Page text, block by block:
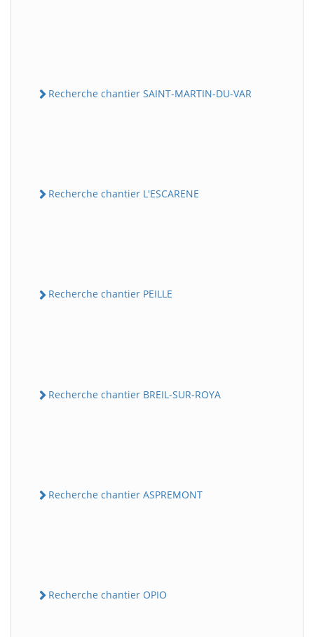
Recherche chantier SAINT-MARTIN-DU-VAR
Recherche chantier L'ESCARENE
Recherche chantier PEILLE
Recherche chantier BREIL-SUR-ROYA
Recherche chantier ASPREMONT
Recherche chantier OPIO